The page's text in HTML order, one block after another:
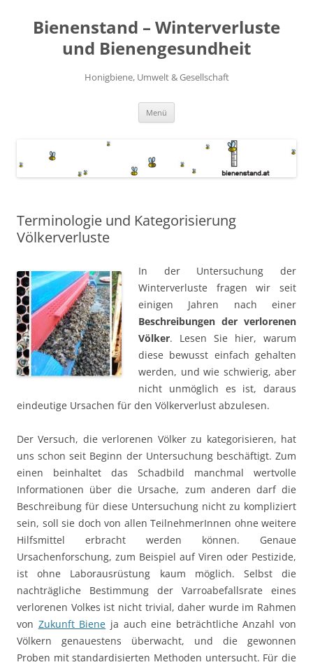
springen
Bienenstand – Winterverluste
und Bienengesundheit
Honigbiene, Umwelt & Gesellschaft
Menü
Terminologie und Kategorisierung
Völkerverluste
In der Untersuchung der
Winterverluste fragen wir seit
einigen Jahren nach einer
Beschreibungen der verlorenen
Völker. Lesen Sie hier, warum
diese bewusst einfach gehalten
werden, und wie schwierig, aber
nicht unmöglich es ist, daraus
eindeutige Ursachen für den Völkerverlust abzulesen.
Der Versuch, die verlorenen Völker zu kategorisieren, hat
uns schon seit Beginn der Untersuchung beschäftigt. Zum
einen beinhaltet das Schadbild manchmal wertvolle
Informationen über die Ursache, zum anderen darf die
Beschreibung für diese Untersuchung nicht zu kompliziert
sein, soll sie doch von allen TeilnehmerInnen ohne weitere
Hilfsmittel erbracht werden können. Genaue
Ursachenforschung, zum Beispiel auf Viren oder Pestizide,
ist ohne Laborausrüstung kaum möglich. Selbst die
nachträgliche Bestimmung der Varroabefallsrate eines
verlorenen Volkes ist nicht trivial, daher wurde im Rahmen
von Zukunft Biene ja auch eine beträchtliche Anzahl von
Völkern genauestens überwacht, und die gewonnen
Proben mit standardisierten Methoden untersucht. Für die